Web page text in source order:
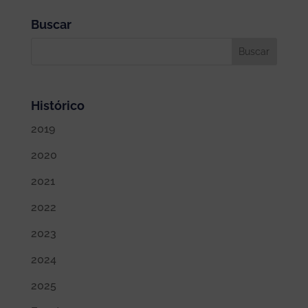
Buscar
Histórico
2019
2020
2021
2022
2023
2024
2025